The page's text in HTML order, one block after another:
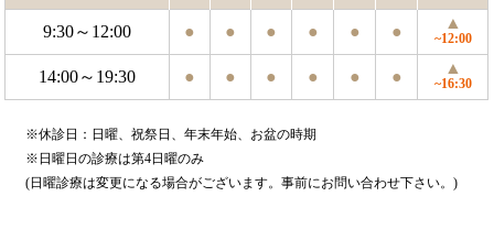
9:30～12:00 ● ● ● ● ● ● ▲
~12:00
14:00～19:30 ● ● ● ● ● ● ▲
~16:30
※休診日：日曜、祝祭日、年末年始、お盆の時期
※日曜日の診療は第4日曜のみ
(日曜診療は変更になる場合がございます。事前にお問い合わせ下さい。)